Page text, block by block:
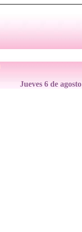
Jueves 6 de agosto